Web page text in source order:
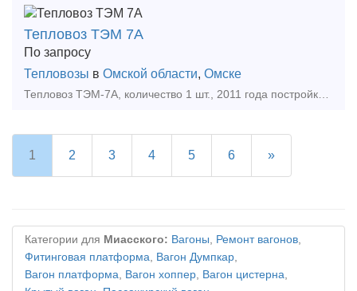
Тепловоз ТЭМ 7А
По запросу
Тепловозы в Омской области, Омске
Тепловоз ТЭМ-7А, количество 1 шт., 2011 года постройки. На данный момент проходит капитальный ремонт, заканчивается в октябре. Полный пакет документов. Стоимость и подробная техническая информ
1 2 3 4 5 6 »
Категории для Миасского: Вагоны, Ремонт вагонов,
Фитинговая платформа, Вагон Думпкар,
Вагон платформа, Вагон хоппер, Вагон цистерна,